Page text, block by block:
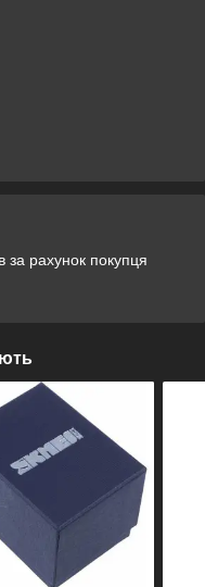
за рахунок покупця